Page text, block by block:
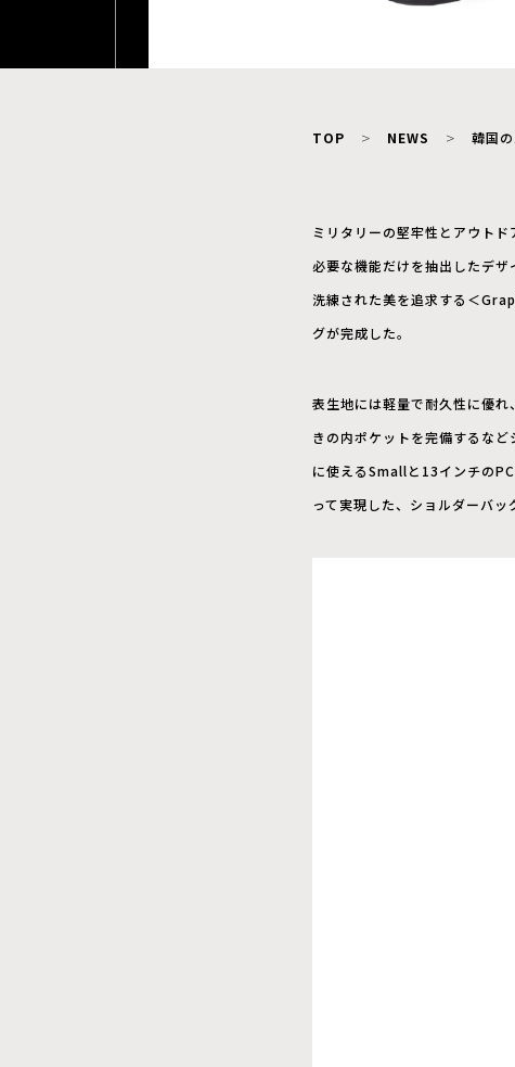
TOP NEWS 韓国
ミリタリーの堅牢性とアウト
必要な機能だけを抽出したデ
洗練された美を追求する＜
グが完成した。
表生地には軽量で耐久性に優
きの内ポケットを完備するな
に使えるSmallと13インチの
って実現した、ショルダーバッ